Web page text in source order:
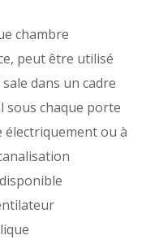
chambre
peut être utilisé
dans un cadre
sous chaque porte
électriquement ou à